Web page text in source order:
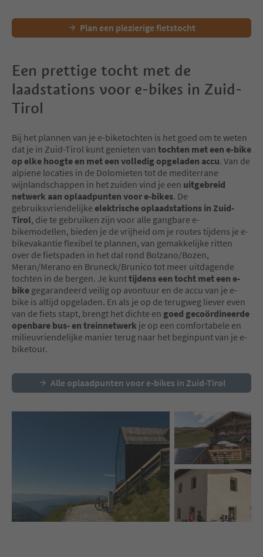
Plan een plezierige fietstocht
Een prettige tocht met de
laadstations voor e-bikes in Zuid-
Tirol
Bij het plannen van je e-biketochten is het goed om te weten
dat je in Zuid-Tirol kunt genieten van tochten met een e-bike
op elke hoogte en met een volledig opgeladen accu. Van de
alpiene locaties in de Dolomieten tot de mediterrane
wijnlandschappen in het zuiden vind je een uitgebreid
netwerk aan oplaadpunten voor e-bikes. De
gebruiksvriendelijke elektrische oplaadstations in Zuid-
Tirol, die te gebruiken zijn voor alle gangbare e-
bikemodellen, bieden je de vrijheid om je routes tijdens je e-
bikevakantie flexibel te plannen, van gemakkelijke ritten
over de fietspaden in het dal rond Bolzano/Bozen,
Meran/Merano en Bruneck/Brunico tot meer uitdagende
tochten in de bergen. Je kunttijdens een tocht met een e-
bike gegarandeerd veilig op avontuur en de accu van je e-
bike is altijd opgeladen. En als je op de terugweg liever even
van de fiets stapt, brengt het dichte en goed gecoördineerde
openbare bus- en treinnetwerk je op een comfortabele en
milieuvriendelijke manier terug naar het beginpunt van je e-
biketour.
Alle oplaadpunten voor e-bikes in Zuid-Tirol